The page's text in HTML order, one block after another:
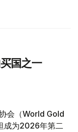
国之一
会（World Gold
成为2026年第二